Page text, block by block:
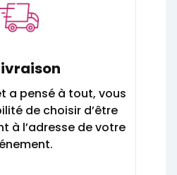
a pensé à tout, vous
de choisir d’être
à l’adresse de votre